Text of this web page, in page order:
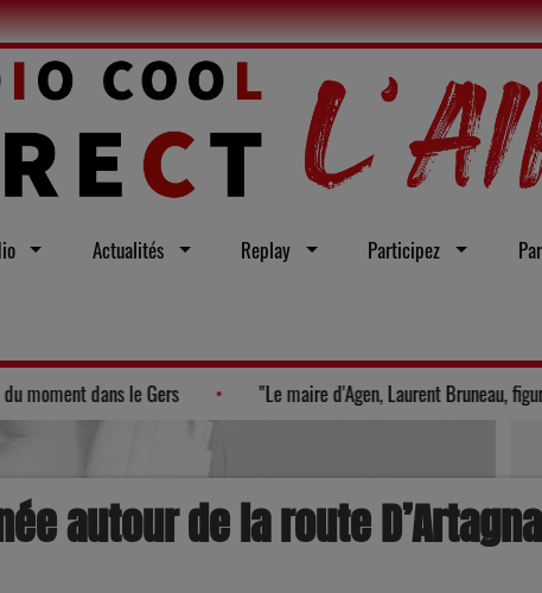
Actualités Replay Participez
Les immanquables du moment dans le Gers "Le maire
autour de la route